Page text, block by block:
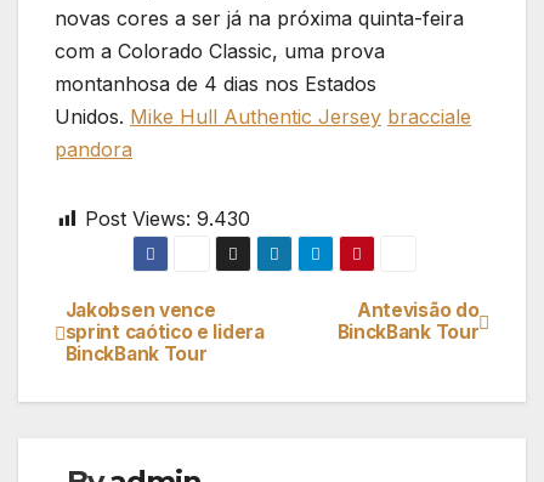
novas cores a ser já na próxima quinta-feira
com a Colorado Classic, uma prova
montanhosa de 4 dias nos Estados
Unidos. Mike Hull Authentic Jersey bracciale
pandora
Post Views: 9.430
Navegação
de
Antevisão do
BinckBank Tour
Jakobsen vence
sprint caótico e lidera
BinckBank Tour